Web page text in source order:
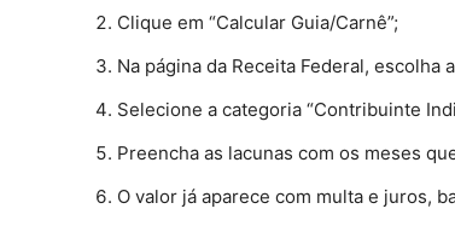
Clique em “Calcular Guia/Carnê”;
Na página da Receita Federal, escolha
Selecione a categoria “Contribuinte
Preencha as lacunas com os meses
O valor já aparece com multa e juros,